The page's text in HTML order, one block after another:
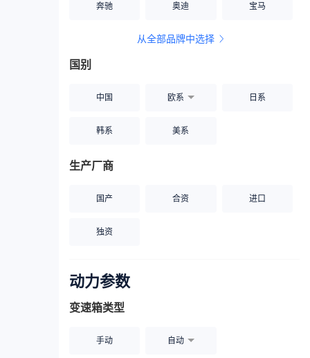
奔驰 奥迪 宝马
从全部品牌中选择
国别
中国 欧系 日系
韩系 美系
生产厂商
国产 合资 进口
独资
动力参数
变速箱类型
手动 自动